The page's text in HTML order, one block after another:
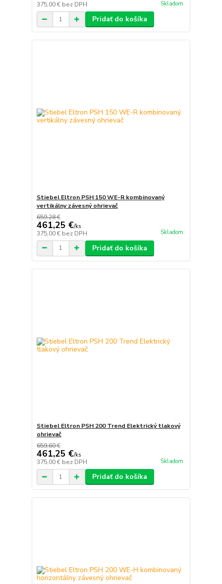
375,00 € bez DPH Skladom
Pridať do košíka
Stiebel Eltron PSH 150 WE-R kombinovaný
vertikálny závesný ohrievač
659,28 €
461,25 €/ks
375,00 € bez DPH Skladom
Pridať do košíka
Stiebel Eltron PSH 200 Trend Elektrický tlakový
ohrievač
659,60 €
461,25 €/ks
375,00 € bez DPH Skladom
Pridať do košíka